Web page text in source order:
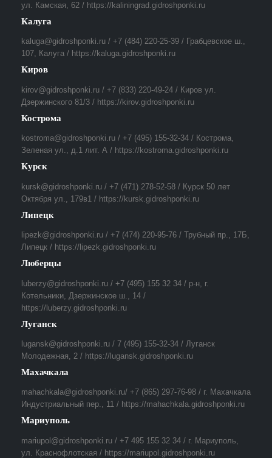
ул. Камская, 62 / https://kaliningrad.gidroshponki.ru
Калуга
kaluga@gidroshponki.ru / +7 (484) 220-25-39 / Грабцевское ш.,
107, Калуга / https://kaluga.gidroshponki.ru
Киров
kirov@gidroshponki.ru / +7 (833) 220-49-24 / Киров ул.
Дзержинского 81/3 / https://kirov.gidroshponki.ru
Кострома
kostroma@gidroshponki.ru / +7 (495) 155-32-34 / Кострома,
Зеленая ул., д.1 лит. А / https://kostroma.gidroshponki.ru
Курск
kursk@gidroshponki.ru / +7 (471) 278-52-58 / Курск 50 лет
Октября ул., 179в1 / https://kursk.gidroshponki.ru
Липецк
lipezk@gidroshponki.ru / +7 (474) 220-95-76 / Трубный пр., 17Б,
Липецк / https://lipezk.gidroshponki.ru
Люберцы
luberzy@gidroshponki.ru / +7 (495) 155 32 34 / р-н, г.
Котельники, Дзержинское ш., 14 /
https://luberzy.gidroshponki.ru
Луганск
lugansk@gidroshponki.ru / 7 (495) 155-32-34 / Луганск
Молодежная, 2 / https://lugansk.gidroshponki.ru
Махачкала
mahachkala@gidroshponki.ru/ +7 (865) 297-76-98 / г. Махачкала
Индустриальный пер., 11 / https://mahachkala.gidroshponki.ru
Мариуполь
mariupol@gidroshponki.ru / +7 495 155 32 34 / г. Мариуполь,
ул. Краснофлотская / https://mariupol.gidroshponki.ru